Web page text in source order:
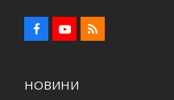
F
a
b
o
Y
o
u
b
R
S
НОВИНИ